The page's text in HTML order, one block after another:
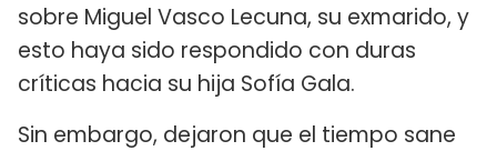
sobre Miguel Vasco Lecuna, su exmarido, y
esto haya sido respondido con duras
críticas hacia su hija Sofía Gala.
Sin embargo, dejaron que el tiempo sane